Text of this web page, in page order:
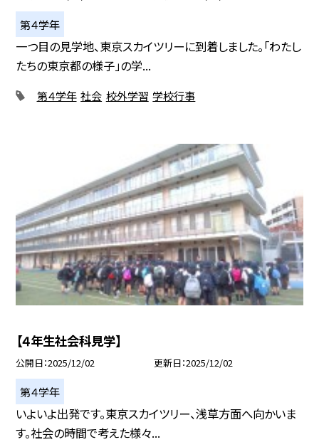
第４学年
一つ目の見学地、東京スカイツリーに到着しました。「わたし
たちの東京都の様子」の学...
第４学年 社会 校外学習 学校行事
【４年生社会科見学】
公開日 2025/12/02 更新日 2025/12/02
第４学年
いよいよ出発です。東京スカイツリー、浅草方面へ向かいま
す。社会の時間で考えた様々...